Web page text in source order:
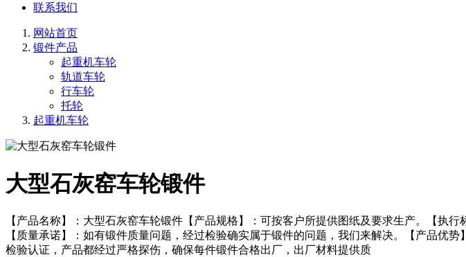
联系我们
网站首页
锻件产品
起重机车轮
轨道车轮
行车轮
托轮
起重机车轮
大型石灰窑车轮锻件
【产品名称】：大型石灰窑车轮锻件【产品规格】：可按客户所提供图纸及要求生产。【执
【质量承诺】：如有锻件质量问题，经过检验确实属于锻件的问题，我们来解决。【产品优
检验认证，产品都经过严格探伤，确保每件锻件合格出厂，出厂材料提供质